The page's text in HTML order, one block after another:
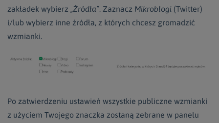
zakładek wybierz
„Źródła” . Zaznacz Mikroblogi (Twitter)
i/lub wybierz inne źródła, z których chcesz gromadzić
wzmianki.
Po zatwierdzeniu ustawień wszystkie publiczne wzmianki
z użyciem Twojego znaczka zostaną zebrane w panelu